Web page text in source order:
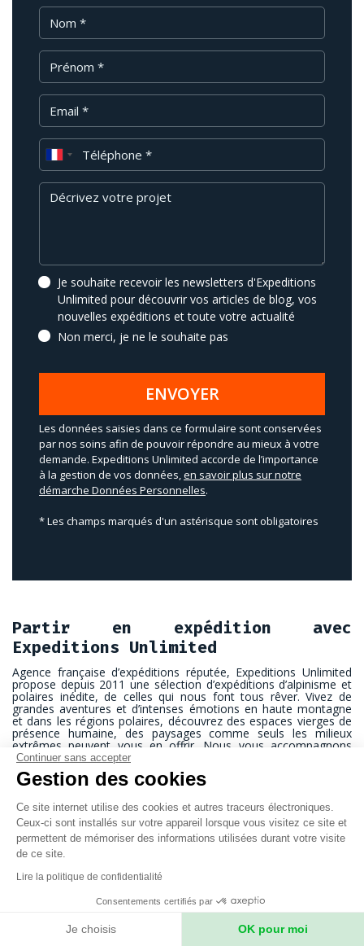
Prénom
Téléphone
Message
Je souhaite recevoir les newsletters d'Expeditions
Unlimited pour découvrir vos articles de blog, vos
nouvelles expéditions et toute votre actualité
Non merci, je ne le souhaite pas
ENVOYER
Les données saisies dans ce formulaire sont conservées
par nos soins afin de pouvoir répondre au mieux à votre
demande. Expeditions Unlimited accorde de l’importance
à la gestion de vos données,en savoir plus sur notre
démarche Données Personnelles.
* Les champs marqués d'un astérisque sont obligatoires
Partir en expédition avec
Expeditions Unlimited
Agence française d’expéditions réputée, Expeditions Unlimited
propose depuis 2011 une sélection d’expéditions d’alpinisme et
polaires inédite, de celles qui nous font tous rêver. Vivez de
grandes aventures et d’intenses émotions en haute montagne
et dans les régions polaires, découvrez des espaces vierges de
présence humaine, des paysages comme seuls les milieux
extrêmes peuvent vous en offrir. Nous vous accompagnons
avec passion, patience, humilité et humanité vers le voyage de
votre vie.
expérimenté, de votre guide personnel et de toute une équipe
logistique locale aux petits soins, vous gravissez les plus hauts
sommets d’Himalaya et d’Asie centrale, vous traversez les
calottes du Groenland et de l’Antarctique, vous atteignez les
pôles Nord et Sud. Les régions les plus sauvages de la planète
Nous proposons l’ensemble des quatorze sommets de plus de
8000 mètres, qui représente la consécration d’une vie d’alpiniste.
Pour atteindre 8000 mètres ou comme un objectif en soi, vous
passerez par une ou plusieurs ascensions de sommets à 7000
Continuer sans accepter
Gestion des cookies
Ce site internet utilise des cookies et autres traceurs électroniques.
Ceux-ci sont installés sur votre appareil lorsque vous visitez ce site et
permettent de mémoriser des informations utilisées durant votre visite
de ce site.
Lire la politique de confidentialité
Consentements certifiés par
Je choisis OK pour moi